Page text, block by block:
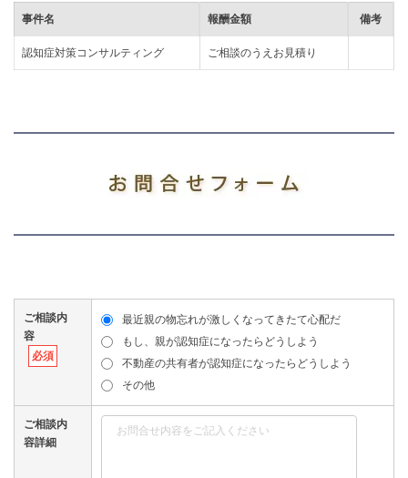
事件名 報酬金額 備考
認知症対策コンサルティング ご相談のうえお見積り
ご相談内
容
必須
最近親の物忘れが激しくなってきたて心配だ
もし、親が認知症になったらどうしよう
不動産の共有者が認知症になったらどうしよう
その他
ご相談内
容詳細